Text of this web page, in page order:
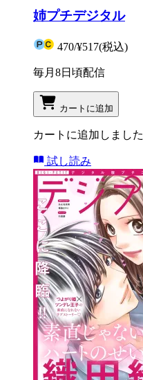
姉プチデジタル
470/¥517(税込)
毎月8日頃配信
カートに追加
カートに追加しました
試し読み